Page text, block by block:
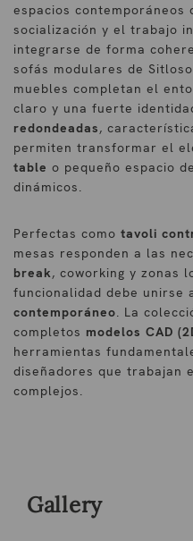
espacios contemporáneos
socialización y el trabajo
integrarse de forma
sofás modulares de
muebles completan el
claro y una fuerte
redondeadas,
permiten transformar el
table o pequeño espacio
dinámicos.
Perfectas como tavoli
mesas responden a las
break, coworking y zonas
funcionalidad debe unirse
contemporáneo. La
completos modelos CAD
herramientas
diseñadores que trabajan
complejos.
Gallery